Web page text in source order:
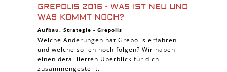
GREPOLIS 2016 - WAS IST NEU UND
WAS KOMMT NOCH?
Aufbau, Strategie - Grepolis
Welche Änderungen hat Grepolis erfahren
und welche sollen noch folgen? Wir haben
einen detaillierten Überblick für dich
zusammengestellt.